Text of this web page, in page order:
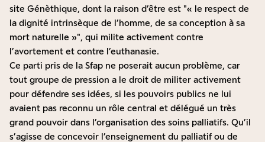
site Génèthique, dont la raison d’être est « le respect de
la dignité intrinsèque de l’homme, de sa conception à sa
mort naturelle » , qui milite activement contre
l’avortement et contre l’euthanasie.
Ce parti pris de la Sfap ne poserait aucun problème, car
tout groupe de pression a le droit de militer activement
pour défendre ses idées, si les pouvoirs publics ne lui
avaient pas reconnu un rôle central et délégué un très
grand pouvoir dans l’organisation des soins palliatifs. Qu’il
s’agisse de concevoir l’enseignement du palliatif ou de